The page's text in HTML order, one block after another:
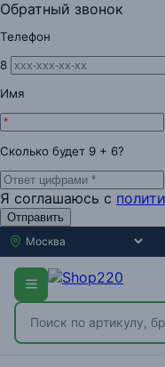
Обратный звонок
Телефон
8
Имя
Сколько будет 9 + 6?
Я соглашаюсь с
Отправить